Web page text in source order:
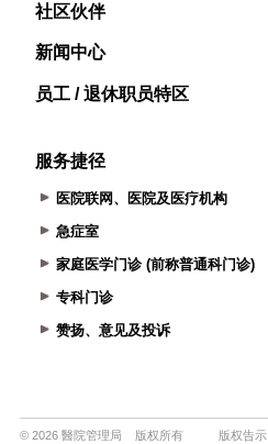
社区伙伴
新闻中心
员工 / 退休职员特区
服务捷径
医院联网、医院及医疗机构
急症室
家庭医学门诊 (前称普通科门诊)
专科门诊
赞扬、意见及投诉
© 2026 醫院管理局 版权所有 版权告示